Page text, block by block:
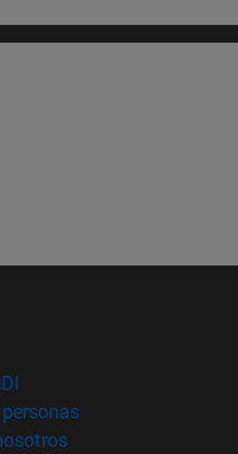
en nueva ventana)
(abre en nueva
(abre en nueva